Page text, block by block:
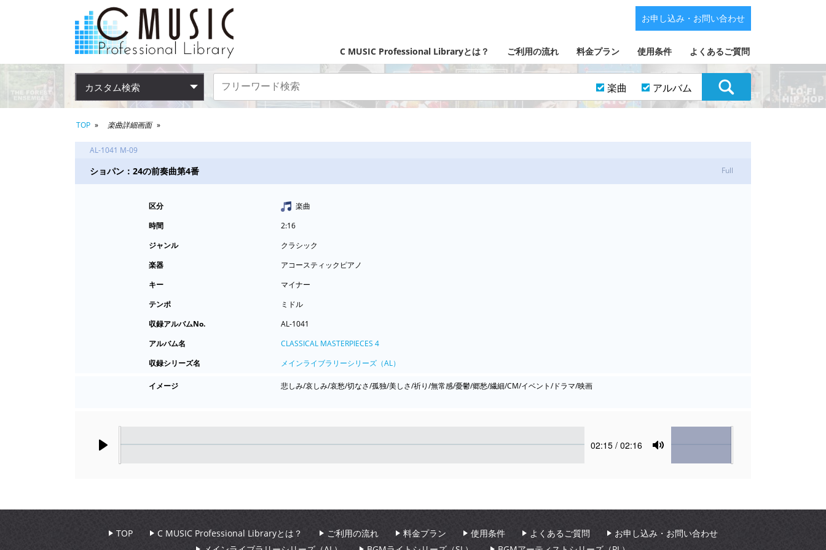
C MUSIC Professional Libraryとは？ ご利用の流れ 料金プラン 使用条件 よくあるご質問
お申し込み・お問い合わせ
カスタム検索 楽曲 アルバム
TOP 楽曲詳細画面
AL-1041 M-09
ショパン：24の前奏曲第4番 Full
区分
楽曲
時間
2:16
ジャンル
クラシック
楽器
アコースティックピアノ
キー
マイナー
テンポ
ミドル
収録アルバムNo.
AL-1041
アルバム名
CLASSICAL MASTERPIECES 4
収録シリーズ名
メインライブラリーシリーズ（AL）
イメージ 悲しみ/哀しみ/哀愁/切なさ/孤独/美しさ/祈り/無常感/憂鬱/郷愁/繊細/CM/イベント/ドラマ/映画
Current
02:15 / 02:16
Mute
Volume
TOP C MUSIC Professional Libraryとは？ ご利用の流れ 料金プラン 使用条件 よくあるご質問
お申し込み・お問い合わせ